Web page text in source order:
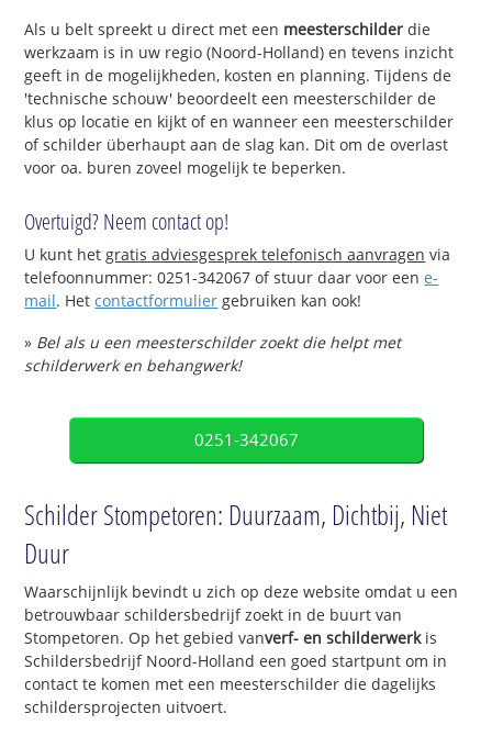
Als u belt spreekt u direct met een meesterschilder die
werkzaam is in uw regio (Noord-Holland) en tevens inzicht
geeft in de mogelijkheden, kosten en planning. Tijdens de
'technische schouw' beoordeelt een meesterschilder de
klus op locatie en kijkt of en wanneer een meesterschilder
of schilder überhaupt aan de slag kan. Dit om de overlast
voor oa. buren zoveel mogelijk te beperken.
Overtuigd? Neem contact op!
U kunt hetgratis adviesgesprek telefonisch aanvragen via
telefoonnummer: 0251-342067 of stuur daar voor eene-
mail. Hetcontactformulier gebruiken kan ook!
» Bel als u een meesterschilder zoekt die helpt met
schilderwerk en behangwerk!
0251-342067
Schilder Stompetoren: Duurzaam, Dichtbij, Niet
Duur
Waarschijnlijk bevindt u zich op deze website omdat u een
betrouwbaar schildersbedrijf zoekt in de buurt van
Stompetoren. Op het gebied vanverf- en schilderwerkis
Schildersbedrijf Noord-Holland een goed startpunt om in
contact te komen met een meesterschilder die dagelijks
schildersprojecten uitvoert.